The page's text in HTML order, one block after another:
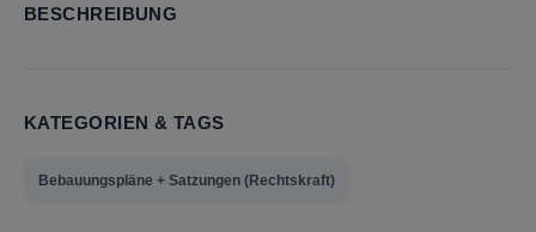
BESCHREIBUNG
KATEGORIEN & TAGS
Bebauungspläne + Satzungen (Rechtskraft)